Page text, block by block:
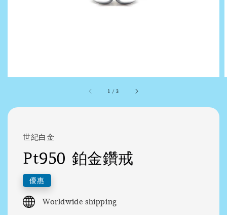
1 /3
世紀白金
Pt950 鉑金鑽戒
優惠
Worldwide shipping